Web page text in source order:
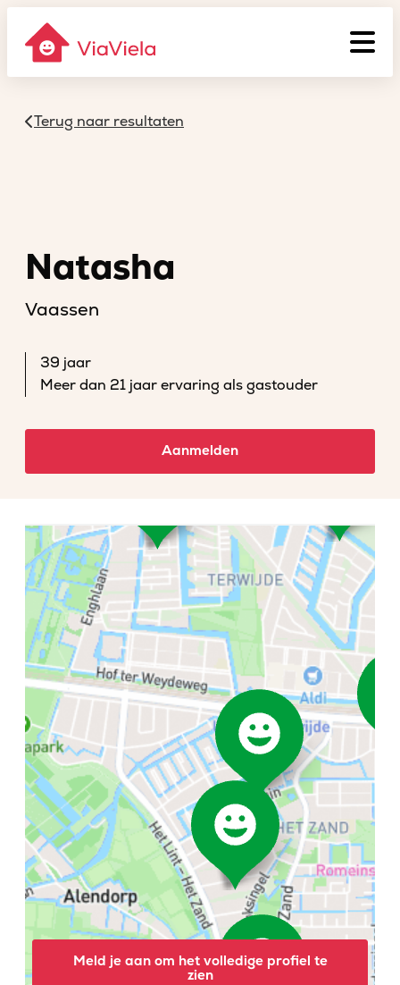
Terug naar resultaten
Natasha
Vaassen
39 jaar
Meer dan 21 jaar ervaring als gastouder
Aanmelden
Meld je aan om het volledige profiel te
zien